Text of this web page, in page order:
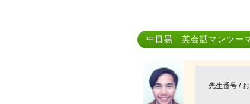
中目黒 英会話マンツー
先生番号 /